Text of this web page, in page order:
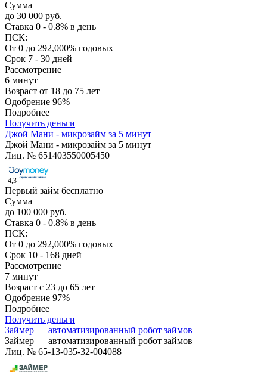
Сумма
до 30 000 руб.
Ставка 0 - 0.8% в день
ПСК:
От 0 до 292,000% годовых
Срок 7 - 30 дней
Рассмотрение
6 минут
Возраст от 18 до 75 лет
Одобрение 96%
Подробнее
Получить деньги
Джой Мани - микрозайм за 5 минут
Джой Мани - микрозайм за 5 минут
Лиц. № 651403550005450
4,3
Первый займ бесплатно
Сумма
до 100 000 руб.
Ставка 0 - 0.8% в день
ПСК:
От 0 до 292,000% годовых
Срок 10 - 168 дней
Рассмотрение
7 минут
Возраст с 23 до 65 лет
Одобрение 97%
Подробнее
Получить деньги
Займер — автоматизированный робот займов
Займер — автоматизированный робот займов
Лиц. № 65-13-035-32-004088